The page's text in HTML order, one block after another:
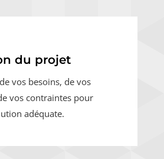
du projet
vos besoins, de vos
vos contraintes pour
adéquate.